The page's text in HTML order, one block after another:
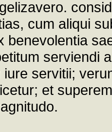
cum aliqui
benevolentia
serviendi
iure servitii;
et